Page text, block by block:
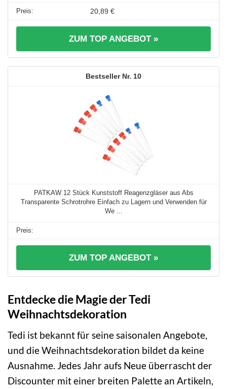
20,89 €
ZUM TOP ANGEBOT »
10
PATKAW 12 Stück Kunststoff Reagenzgläser aus Abs
Transparente Schrotrohre Einfach zu Lagern und Verwenden für
We ...
ZUM TOP ANGEBOT »
Entdecke die Magie der Tedi
Weihnachtsdekoration
Tedi ist bekannt für seine saisonalen Angebote,
und die Weihnachtsdekoration bildet da keine
Ausnahme. Jedes Jahr aufs Neue überrascht der
Discounter mit einer breiten Palette an Artikeln,